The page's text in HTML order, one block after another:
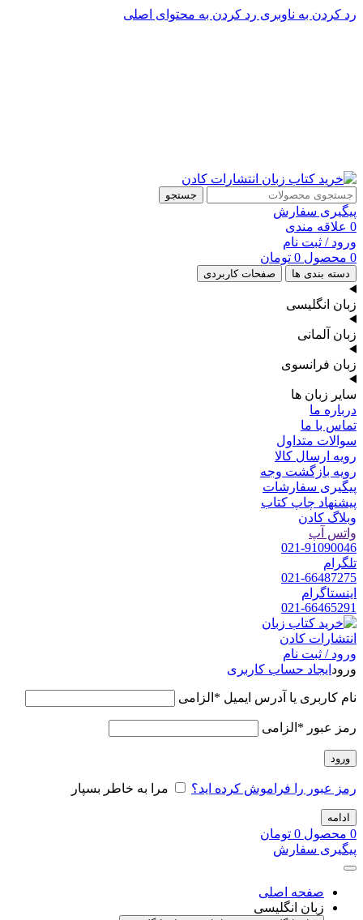
رد کردن به ناوبری رد کردن به محتوای اصلی
جستجو
پیگیری سفارش
0 علاقه مندی
ورود / ثبت نام
0 محصول 0 تومان
دسته بندی ها صفحات کاربردی
زبان انگلیسی
زبان آلمانی
زبان فرانسوی
سایر زبان ها
درباره ما
تماس با ما
سوالات متداول
رویه ارسال کالا
رویه بازگشت وجه
پیگیری سفارشات
پیشنهاد چاپ کتاب
وبلاگ کادن
واتس آپ
021-91090046
تلگرام
021-66487275
اینستاگرام
021-66465291
ورود / ثبت نام
ورود ایجاد حساب کاربری
نام کاربری یا آدرس ایمیل * الزامی
رمز عبور * الزامی
ورود
رمز عبور را فراموش کرده اید؟ مرا به خاطر بسپار
ادامه
0 محصول 0 تومان
پیگیری سفارش
صفحه اصلی
زبان انگلیسی